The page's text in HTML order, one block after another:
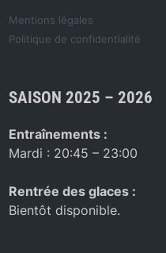
Mentions légales
Politique de confidentialité
SAISON 2025 – 2026
Entraînements :
Mardi : 20:45 – 23:00
Rentrée des glaces :
Bientôt disponible.